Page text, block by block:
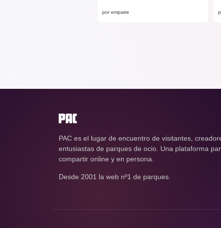
por empaire
PAC es el lugar de encuentro de visitantes,
entusiastas de parques de ocio. Una plataforma
compartir online y en persona.
Desde 2001 la web nº1 de parques.